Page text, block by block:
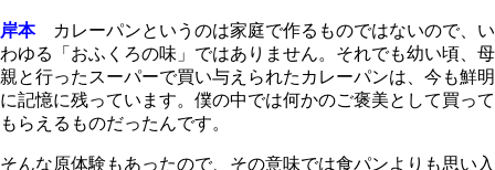
岸本カレーパンというのは家庭で作るものではないので、い
わゆる「おふくろの味」ではありません。それでも幼い頃、母
親と行ったスーパーで買い与えられたカレーパンは、今も鮮明
に記憶に残っています。僕の中では何かのご褒美として買って
もらえるものだったんです。
そんな原体験もあったので、その意味では食パンよりも思い入